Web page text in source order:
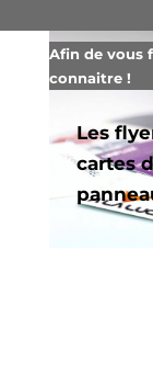
Afin de vous
connaitre !
Les
cartes